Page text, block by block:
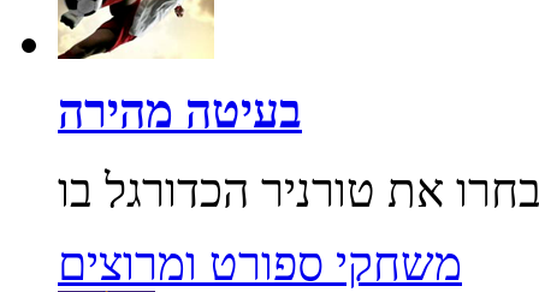
בעיטה מהירה
משחקי ספורט ומרוצים